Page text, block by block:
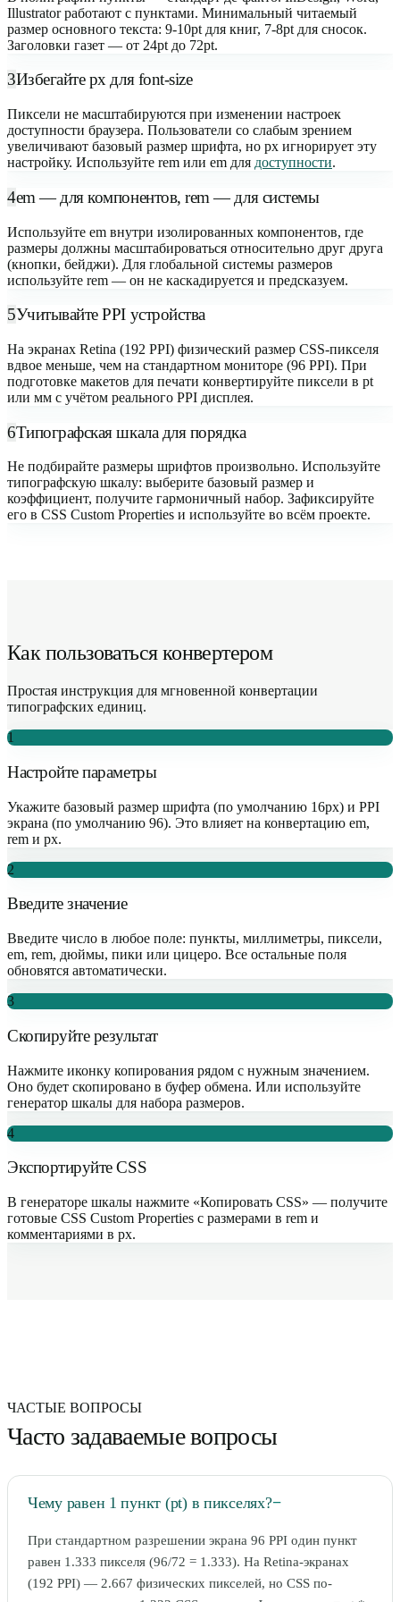
Illustrator работают с пунктами. Минимальный читаемый
размер основного текста: 9-10pt для книг, 7-8pt для сносок.
Заголовки газет — от 24pt до 72pt.
3Избегайте px для font-size
Пиксели не масштабируются при изменении настроек
доступности браузера. Пользователи со слабым зрением
увеличивают базовый размер шрифта, но px игнорирует эту
настройку. Используйте rem или em для доступности.
4em — для компонентов, rem — для системы
Используйте em внутри изолированных компонентов, где
размеры должны масштабироваться относительно друг друга
(кнопки, бейджи). Для глобальной системы размеров
используйте rem — он не каскадируется и предсказуем.
5Учитывайте PPI устройства
На экранах Retina (192 PPI) физический размер CSS-пикселя
вдвое меньше, чем на стандартном мониторе (96 PPI). При
подготовке макетов для печати конвертируйте пиксели в pt
или мм с учётом реального PPI дисплея.
6Типографская шкала для порядка
Не подбирайте размеры шрифтов произвольно. Используйте
типографскую шкалу: выберите базовый размер и
коэффициент, получите гармоничный набор. Зафиксируйте
его в CSS Custom Properties и используйте во всём проекте.
Как пользоваться конвертером
Простая инструкция для мгновенной конвертации
типографских единиц.
1
Настройте параметры
Укажите базовый размер шрифта (по умолчанию 16px) и PPI
экрана (по умолчанию 96). Это влияет на конвертацию em,
rem и px.
2
Введите значение
Введите число в любое поле: пункты, миллиметры, пиксели,
em, rem, дюймы, пики или цицеро. Все остальные поля
обновятся автоматически.
3
Скопируйте результат
Нажмите иконку копирования рядом с нужным значением.
Оно будет скопировано в буфер обмена. Или используйте
генератор шкалы для набора размеров.
4
Экспортируйте CSS
В генераторе шкалы нажмите «Копировать CSS» — получите
готовые CSS Custom Properties с размерами в rem и
комментариями в px.
ЧАСТЫЕ ВОПРОСЫ
Часто задаваемые вопросы
Чему равен 1 пункт (pt) в пикселях?−
При стандартном разрешении экрана 96 PPI один пункт
равен 1.333 пикселя (96/72 = 1.333). На Retina-экранах
(192 PPI) — 2.667 физических пикселей, но CSS по-